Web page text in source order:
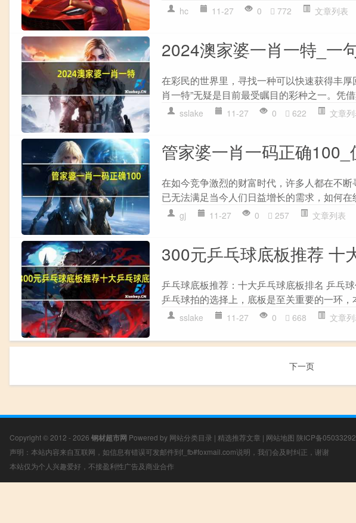
hc 11-27 0 772 文章列表
2024澳家婆一肖一特_一
在彩民的世界里，寻找一种可以快速获得丰
肖一特”无疑是目前最受瞩目的彩种之一。凭
sslake 11-27 0 622 文章
管家婆一肖一码正确
在如今竞争激烈的财富时代，许多人都在不
已无法满足当今人们日益增长的需求，如何
gj 11-27 0 257 文章列表
300元乒乓球底板推荐 十
乒乓球底板推荐：十大乒乓球底板排名 乒乓
乒乓球拍的选择上，底板是至关重要的一环，
sslake 11-27 0 668 文章
下一页
Copyright © 2012 - 2026 钢材超市网 Powered by 网站分类目录 | 精选推荐文章 | 网站地图 陕ICP备
声明：本站内容来自互联网，如信息有错误可发邮件到f_fb#foxmail.com说明，我们会及时纠正，谢谢
本站仅为个人兴趣爱好，不接盈利性广告及商业合作